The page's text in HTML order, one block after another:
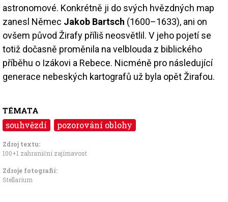
astronomové. Konkrétně ji do svých hvězdných map
zanesl Němec Jakob Bartsch (1600–1633), ani on
ovšem původ Žirafy příliš neosvětlil. V jeho pojetí se
totiž dočasně proměnila na velblouda z biblického
příběhu o Izákovi a Rebece. Nicméně pro následující
generace nebeských kartografů už byla opět Žirafou.
TÉMATA
souhvězdí pozorování oblohy
Zdroj textu:
100+1 zahraniční zajímavost
Zdroje fotografii:
Stellarium